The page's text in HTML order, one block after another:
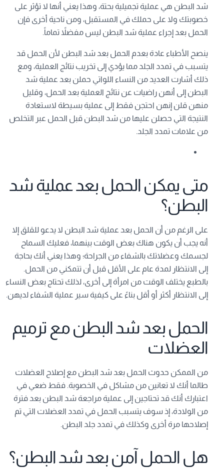
شد البطن هي عملية تجميلية بحتة، وهذا يعني أنها لا تؤثر على
خصوبتك ولا على حملك في المستقبل، ومن ناحية أخرى فإن
الحمل بعد إجراء عملية شد البطن ليس مفضلاً تماماً.
ينصح الأطباء عادة بعدم الحمل بعد شد البطن لأن الحمل قد
يتسبب في تمدد الجلد مما يؤدي إلى تخريب نتائج العملية، ومع
ذلك أشارت العديد من النساء اللواتي حملن بعد عملية شد
البطن إلى أنهن راضيات عن نتائج العملية بعد الحمل، وقليل
منهن قلن إنهن احتجن فقط إلى عملية بسيطة لاستعادة
النتيجة التي حصلن عليها من شد البطن قبل الحمل عبر التخلص
من علامات تمدد الجلد.
متى يمكن الحمل بعد عملية شد
البطن؟
على الرغم من أن الحمل بعد عملية شد البطن لا يدعو للقلق إلا
أنه يجب أن يكون هناك بعض الوقت بينهما، فعليك السماح
لجسمك وعضلاتك بالشفاء من الجراحة؛ وهذا يعني أنك بحاجة
إلى الانتظار لمدة عام على الأقل قبل أن تتمكني من الحمل.
بالطبع يختلف الوقت من امرأة إلى أخرى، لذلك تحتاج بعض النساء
إلى الانتظار أكثر أو أقل بناءً على كيفية سير عملية الشفاء لديهن.
الحمل بعد شد البطن مع ترميم
العضلات
من الممكن حدوث الحمل بعد شد البطن مع إصلاح العضلات
طالما أنك لا تعانين من مشاكل في الخصوبة. فقط ضعي في
اعتبارك أنك قد تحتاجين إلى عملية مراجعة شد البطن بعد فترة
من الولادة، إذ سوف يتسبب الحمل في تمدد العضلات التي تم
إصلاحها مرة أخرى وكذلك في تمدد جلد البطن.
هل الحمل آمن بعد شد البطن؟